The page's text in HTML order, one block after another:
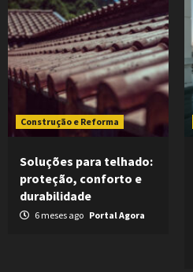
Construção e Reforma
Soluções para telhado:
proteção, conforto e
durabilidade
6 meses ago Portal Agora